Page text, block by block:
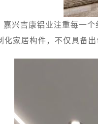
嘉兴吉康铝业注重每一
化家居构件，不仅具备